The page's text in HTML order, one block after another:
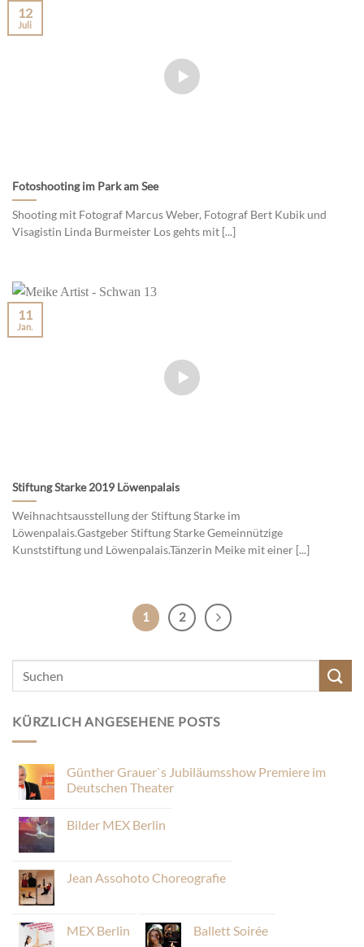
Fotoshooting im Park am See
Shooting mit Fotograf Marcus Weber, Fotograf Bert Kubik und
Visagistin Linda Burmeister Los gehts mit [...]
12
Juli
Stiftung Starke 2019 Löwenpalais
Weihnachtsausstellung der Stiftung Starke im
Löwenpalais.Gastgeber Stiftung Starke Gemeinnützige
Kunststiftung und Löwenpalais.Tänzerin Meike mit einer [...]
11
Jan.
1 2
KÜRZLICH ANGESEHENE POSTS
Günther Grauer`s Jubiläumsshow Premiere im
Deutschen Theater
Bilder MEX Berlin
Jean Assohoto Choreografie
MEX Berlin Ballett Soirée